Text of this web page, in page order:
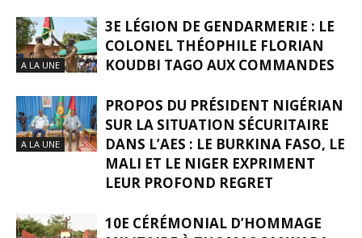
A LA UNE
3E LÉGION DE GENDARMERIE : LE
COLONEL THÉOPHILE FLORIAN
KOUDBI TAGO AUX COMMANDES
A LA UNE
PROPOS DU PRÉSIDENT NIGÉRIAN
SUR LA SITUATION SÉCURITAIRE
DANS L’AES : LE BURKINA FASO, LE
MALI ET LE NIGER EXPRIMENT
LEUR PROFOND REGRET
10E CÉRÉMONIAL D’HOMMAGE